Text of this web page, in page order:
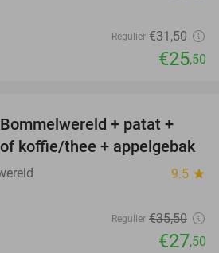
Regulier €31,50
€25,50
23%
+ patat +
koffie/thee + appelgebak
9.5 star
Regulier €35,50
€27,50